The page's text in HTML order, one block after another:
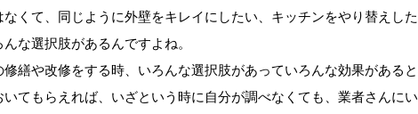
なくて、同じように外壁をキレイにしたい、キッチンをやり替えし
な選択肢があるんですよね。
修繕や改修をする時、いろんな選択肢があっていろんな効果がある
いてもらえれば、いざという時に自分が調べなくても、業者さんに